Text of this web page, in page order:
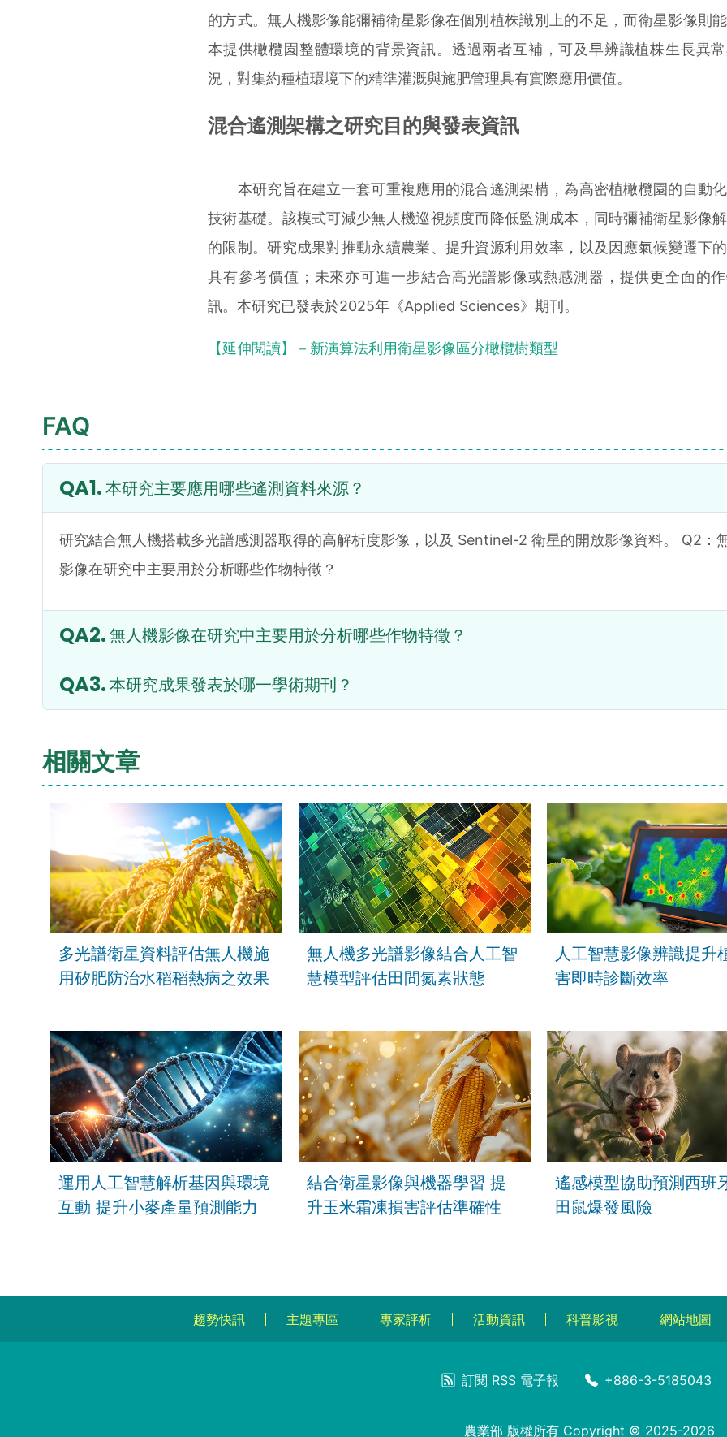
的方式。無人機影像能彌補衛星影像在個別植株識別上的不足，而衛星影像則
本提供橄欖園整體環境的背景資訊。透過兩者互補，可及早辨識植株生長異
況，對集約種植環境下的精準灌溉與施肥管理具有實際應用價值。
混合遙測架構之研究目的與發表資訊
本研究旨在建立一套可重複應用的混合遙測架構，為高密植橄欖園的自動
技術基礎。該模式可減少無人機巡視頻度而降低監測成本，同時彌補衛星影像
的限制。研究成果對推動永續農業、提升資源利用效率，以及因應氣候變遷下
具有參考價值；未來亦可進一步結合高光譜影像或熱感測器，提供更全面的
訊。本研究已發表於2025年《Applied Sciences》期刊。
【延伸閱讀】－新演算法利用衛星影像區分橄欖樹類型
FAQ
本研究主要應用哪些遙測資料來源？
研究結合無人機搭載多光譜感測器取得的高解析度影像，以及 Sentinel-2 衛星的開放影像資料。 Q2：
影像在研究中主要用於分析哪些作物特徵？
無人機影像在研究中主要用於分析哪些作物特徵？
本研究成果發表於哪一學術期刊？
相關文章
多光譜衛星資料評估無人機施
用矽肥防治水稻稻熱病之效果
無人機多光譜影像結合人工智
慧模型評估田間氮素狀態
人工智慧影像辨識提升
害即時診斷效率
運用人工智慧解析基因與環境
互動 提升小麥產量預測能力
結合衛星影像與機器學習 提
升玉米霜凍損害評估準確性
遙感模型協助預測西班
田鼠爆發風險
趨勢快訊 主題專區 專家評析 活動資訊 科普影視 網站地圖
訂閱 RSS 電子報 +886-3-5185043
農業部 版權所有 Copyright © 2025-2026